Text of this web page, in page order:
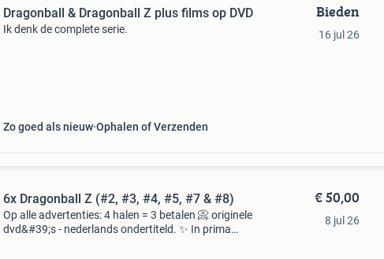
Dragonball & Dragonball Z plus films op DVD
Ik denk de complete serie.
Zo goed als nieuw Ophalen of Verzenden
Bieden
16 jul 26
6x Dragonball Z (#2, #3, #4, #5, #7 & #8)
Op alle advertenties: 4 halen = 3 betalen 📀 originele
dvd&#39;s - nederlands ondertiteld. ✨ In prima
€ 50,00
8 jul 26